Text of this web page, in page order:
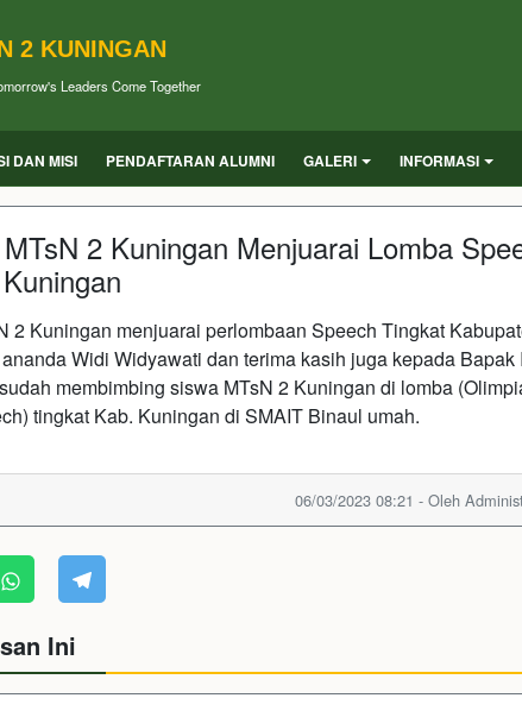
2 KUNINGAN
Leaders Come Together
DAN MISI PENDAFTARAN ALUMNI GALERI INFORMASI
2 Kuningan Menjuarai Lomba
2 Kuningan menjuarai perlombaan Speech Tingkat
Widi Widyawati dan terima kasih juga kepada Bapak
membimbing siswa MTsN 2 Kuningan di lomba
tingkat Kab. Kuningan di SMAIT Binaul umah.
06/03/2023 08:21 - Oleh
Ini